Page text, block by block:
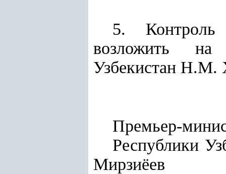
5. Контроль
возложить на
Узбекистан Н.М.
Премьер-
Мирзиёев